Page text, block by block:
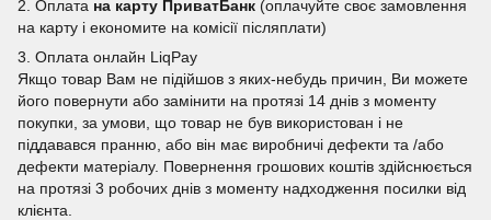
2. Оплата на карту ПриватБанк (оплачуйте своє замовлення
на карту і економите на комісії післяплати)
3. Оплата онлайн LiqPay
Якщо товар Вам не підійшов з яких-небудь причин, Ви можете
його повернути або замінити на протязі 14 днів з моменту
покупки, за умови, що товар не був використован і не
піддавався пранню, або він має виробничі дефекти та /або
дефекти матеріалу. Повернення грошових коштів здійснюється
на протязі 3 робочих днів з моменту надходження посилки від
клієнта.